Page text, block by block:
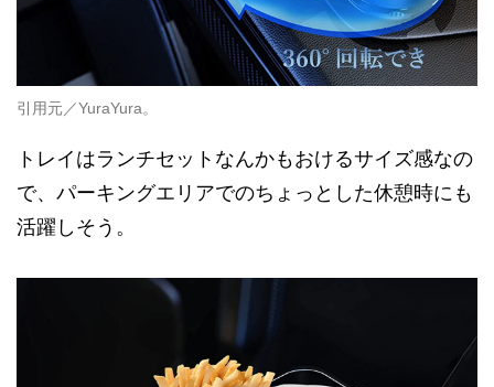
引用元／YuraYura。
トレイはランチセットなんかもおけるサイズ感なの
で、パーキングエリアでのちょっとした休憩時にも
活躍しそう。